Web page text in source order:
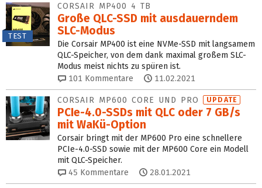
TEST
CORSAIR MP400 4 TB
Große QLC-SSD mit ausdauerndem
SLC-Modus
Die Corsair MP400 ist eine NVMe-SSD mit langsamem
QLC-Speicher, von dem dank maximal großem SLC-
Modus meist nichts zu spüren ist.
101 Kommentare 11.02.2021
CORSAIR MP600 CORE UND PRO UPDATE
PCIe-4.0-SSDs mit QLC oder 7 GB/s
mit WaKü-Option
Corsair bringt mit der MP600 Pro eine schnellere
PCIe-4.0-SSD sowie mit der MP600 Core ein Modell
mit QLC-Speicher.
45 Kommentare 28.01.2021